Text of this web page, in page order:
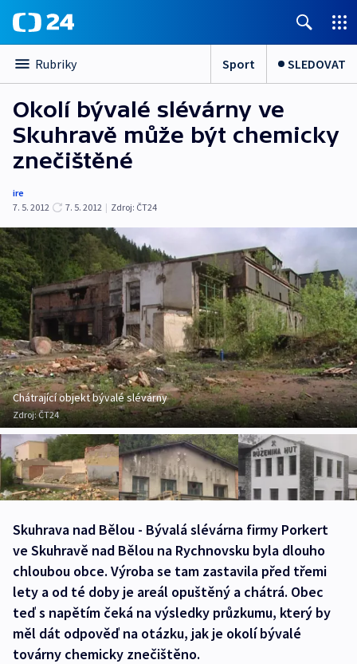
Rubriky Sport SLEDOVAT
Okolí bývalé slévárny ve
Skuhravě může být chemicky
znečištěné
ire
7. 5. 2012
7. 5. 2012 | Zdroj: ČT24
Chátrající objekt bývalé slévárny
Zdroj:ČT24
Skuhrava nad Bělou - Bývalá slévárna firmy Porkert
ve Skuhravě nad Bělou na Rychnovsku byla dlouho
chloubou obce. Výroba se tam zastavila před třemi
lety a od té doby je areál opuštěný a chátrá. Obec
teď s napětím čeká na výsledky průzkumu, který by
měl dát odpověď na otázku, jak je okolí bývalé
továrny chemicky znečištěno.